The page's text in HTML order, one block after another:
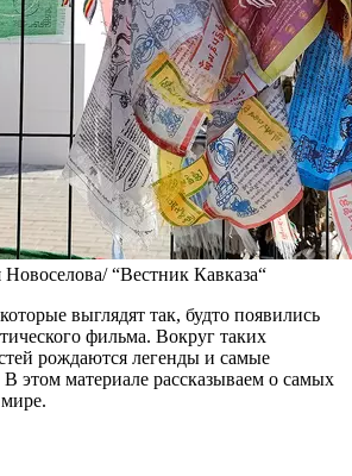
“Вестник Кавказа“
выглядят так, будто появились
фильма. Вокруг таких
рождаются легенды и самые
этом материале рассказываем о самых